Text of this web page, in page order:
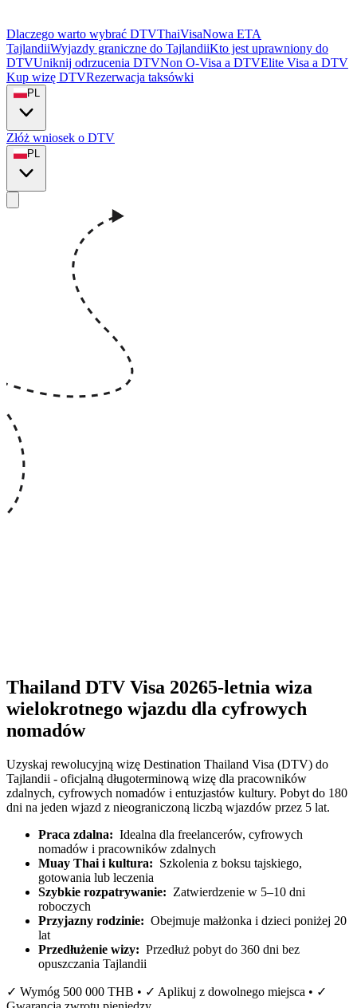
Dlaczego warto wybrać DTVThaiVisaNowa ETA
TajlandiiWyjazdy graniczne do TajlandiiKto jest uprawniony do
DTVUniknij odrzucenia DTVNon O-Visa a DTVElite Visa a DTV
Kup wizę DTVRezerwacja taksówki
PL
Złóż wniosek o DTV
PL
Thailand DTV Visa 20265-letnia wiza
wielokrotnego wjazdu dla cyfrowych
nomadów
Uzyskaj rewolucyjną wizę Destination Thailand Visa (DTV) do
Tajlandii - oficjalną długoterminową wizę dla pracowników
zdalnych, cyfrowych nomadów i entuzjastów kultury. Pobyt do 180
dni na jeden wjazd z nieograniczoną liczbą wjazdów przez 5 lat.
Praca zdalna: Idealna dla freelancerów, cyfrowych
nomadów i pracowników zdalnych
Muay Thai i kultura: Szkolenia z boksu tajskiego,
gotowania lub leczenia
Szybkie rozpatrywanie: Zatwierdzenie w 5–10 dni
roboczych
Przyjazny rodzinie: Obejmuje małżonka i dzieci poniżej 20
lat
Przedłużenie wizy: Przedłuż pobyt do 360 dni bez
opuszczania Tajlandii
✓ Wymóg 500 000 THB • ✓ Aplikuj z dowolnego miejsca • ✓